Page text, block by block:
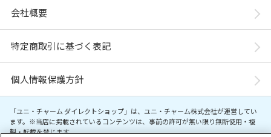
会社概要
特定商取引に基づく表記
個人情報保護方針
「ユニ・チャーム ダイレクトショップ」は、ユニ・チャーム株式会社が運営してい
ます。※当店に掲載されているコンテンツは、事前の許可が無い限り無断使用・複
製・転載を禁じます。